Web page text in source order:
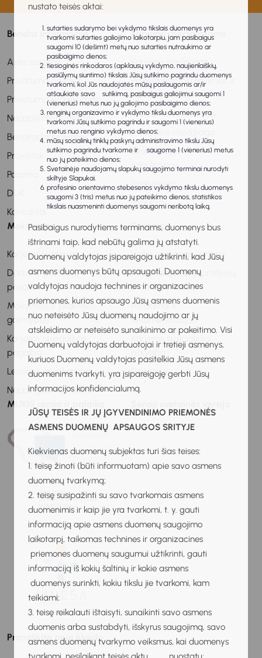
nustato teisės aktai:
sutarties sudarymo bei vykdymo tikslais duomenys yra
tvarkomi sutarties galiojimo laikotarpiu, jam pasibaigus
saugomi 10 (dešimt) metų nuo sutarties nutraukimo ar
pasibaigimo dienos;
tiesioginės rinkodaros (apklausų vykdymo, naujienlaiškių,
pasiūlymų siuntimo) tikslais Jūsų sutikimo pagrindu duomenys
tvarkomi, kol Jūs naudojatės mūsų paslaugomis ar/ir
atšaukiate savo sutikimą, pasibaigus galiojimui saugomi 1
(vienerius) metus nuo jų galiojimo pasibaigimo dienos;
renginių organizavimo ir vykdymo tikslu duomenys yra
tvarkomi Jūsų sutikimo pagrindu ir saugomi 1 (vienerius)
metus nuo renginio vykdymo dienos;
mūsų socialinių tinklų paskyrų administravimo tikslu Jūsų
sutikimo pagrindu tvarkome ir saugome 1 (vienerius) metus
nuo jų pateikimo dienos;
Svetainėje naudojamų slapukų saugojimo terminai nurodyti
skiltyje Slapukai.
profesinio orientavimo stebėsenos vykdymo tikslu duomenys
saugomi 3 (tris) metus nuo jų pateikimo dienos, statistikos
tikslais nuasmeninti duomenys saugomi neribotą laiką.
Pasibaigus nurodytiems terminams, duomenys bus
ištrinami taip, kad nebūtų galima jų atstatyti.
Duomenų valdytojas įsipareigoja užtikrinti, kad Jūsų
asmens duomenys būtų apsaugoti. Duomenų
valdytojas naudoja technines ir organizacines
priemones, kurios apsaugo Jūsų asmens duomenis
nuo neteisėto Jūsų duomenų naudojimo ar jų
atskleidimo ar neteisėto sunaikinimo ar pakeitimo. Visi
Duomenų valdytojas darbuotojai ir tretieji asmenys,
kuriuos Duomenų valdytojas pasitelkia Jūsų asmens
duomenims tvarkyti, yra įsipareigoję gerbti Jūsų
informacijos konfidencialumą.
JŪSŲ TEISĖS IR JŲ ĮGYVENDINIMO PRIEMONĖS
ASMENS DUOMENŲ APSAUGOS SRITYJE
Kiekvienas duomenų subjektas turi šias teises:
1. teisę žinoti (būti informuotam) apie savo asmens
duomenų tvarkymą;
2. teisę susipažinti su savo tvarkomais asmens
duomenimis ir kaip jie yra tvarkomi, t. y. gauti
informaciją apie asmens duomenų saugojimo
laikotarpį, taikomas technines ir organizacines
priemones duomenų saugumui užtikrinti, gauti
informaciją iš kokių šaltinių ir kokie asmens
duomenys surinkti, kokiu tikslu jie tvarkomi, kam
teikiami;
3. teisę reikalauti ištaisyti, sunaikinti savo asmens
duomenis arba sustabdyti, išskyrus saugojimą, savo
asmens duomenų tvarkymo veiksmus, kai duomenys
Bendra informacija
Apie sistemą
Privatumo politika
Privatumo pranešimas
Naudojimosi taisyklės
Bendradarbiavimas
Projektai
Parama
DUK
Kontaktai
Karjeros specialistams
Karjeros paslaugos
Profesinis informavimas ir
konsultavimas
Profesinis veiklinimas
Metodinė medžiaga
Kvalifikacijos
tobulinimas
Stebėsena
Pagalba
Mokiniams
Karjeros vadovas
Darbo ir profesijų
pasaulis
Mokymosi ir praktikos
galimybės
Karjeros specialisto
pagalba
Leidiniai apie karjerą
Naudingos nuorodos
Tėvams
Vaiko ugdymas karjerai
Informacija apie profesijų
ir darbo pasaulį
Patarimai ir
rekomendacijos
Karjeros specialisto
pagalba
Renginiai
MUKIS remia ir palaiko
Praneškite apie klaidą